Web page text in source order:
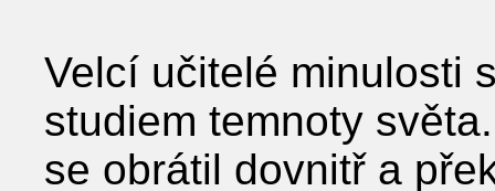
Velcí učitelé minulosti
studiem temnoty
se obrátil dovnitř a